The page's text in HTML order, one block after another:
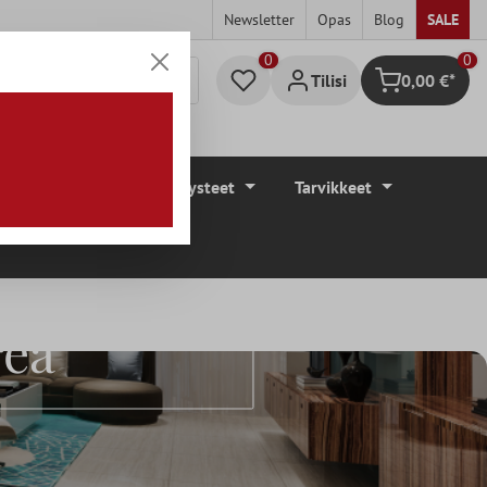
Newsletter Opas Blog SALE
Tilisi Ostoskori
0
0,00 €*
Lattianpäällysteet Tarvikkeet